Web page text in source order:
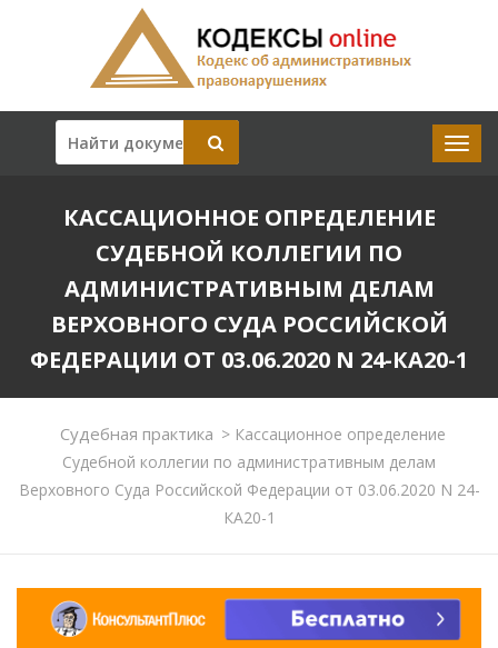
КАССАЦИОННОЕ ОПРЕДЕЛЕНИЕ
СУДЕБНОЙ КОЛЛЕГИИ ПО
АДМИНИСТРАТИВНЫМ ДЕЛАМ
ВЕРХОВНОГО СУДА РОССИЙСКОЙ
ФЕДЕРАЦИИ ОТ 03.06.2020 N 24-КА20-1
Судебная практика > Кассационное определение
Судебной коллегии по административным делам
Верховного Суда Российской Федерации от 03.06.2020 N 24-
КА20-1